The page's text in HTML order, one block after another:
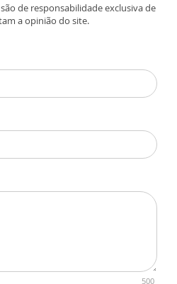
de responsabilidade exclusiva de
a opinião do site.
500